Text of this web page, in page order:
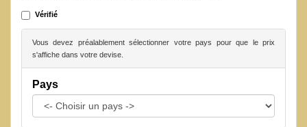
Vérifié
Vous devez préalablement sélectionner votre pays pour que le prix
s'affiche dans votre devise.
Pays